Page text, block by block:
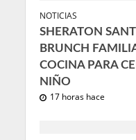
NOTICIAS
SHERATON
BRUNCH
COCINA PARA
NIÑO
17 horas hace